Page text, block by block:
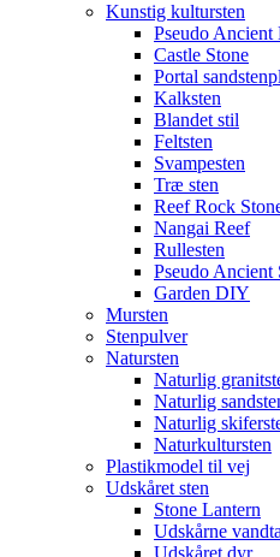
Kunstig kultursten
Pseudo
Castle Stone
Portal
Kalksten
Blandet stil
Feltsten
Svampesten
Træ sten
Reef Rock
Nangai Reef
Rullesten
Pseudo Ancient
Garden DIY
Mursten
Stenpulver
Natursten
Naturlig
Naturlig
Naturlig
Naturkultursten
Plastikmodel til vej
Udskåret sten
Stone Lantern
Udskårne
Udskåret dyr